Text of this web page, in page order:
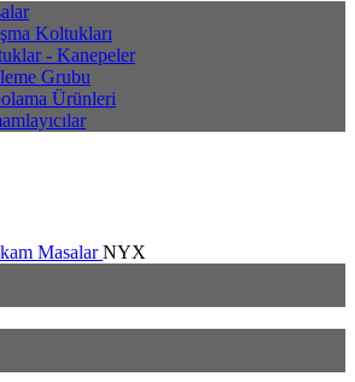
Koltukları
- Kanepeler
Grubu
Ürünleri
MasalarNYX